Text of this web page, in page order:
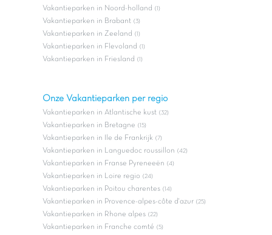
Vakantieparken in Noord-holland (1)
Vakantieparken in Brabant (3)
Vakantieparken in Zeeland (1)
Vakantieparken in Flevoland (1)
Vakantieparken in Friesland (1)
Onze Vakantieparken per regio
Vakantieparken in Atlantische kust (32)
Vakantieparken in Bretagne (15)
Vakantieparken in Ile de Frankrijk (7)
Vakantieparken in Languedoc roussillon (42)
Vakantieparken in Franse Pyreneeën (4)
Vakantieparken in Loire regio (24)
Vakantieparken in Poitou charentes (14)
Vakantieparken in Provence-alpes-côte d'azur (25)
Vakantieparken in Rhone alpes (22)
Vakantieparken in Franche comté (5)